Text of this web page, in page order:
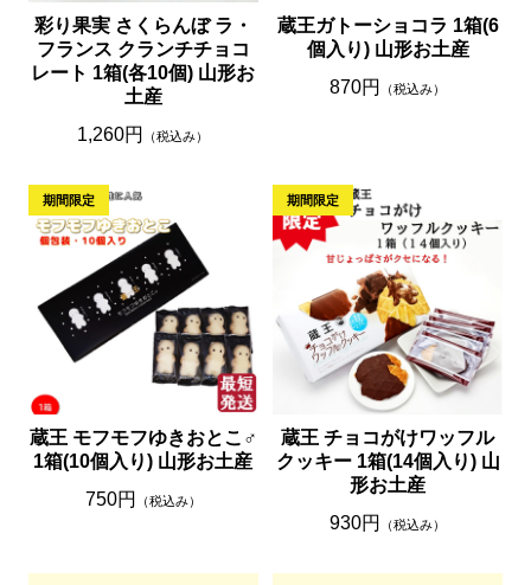
彩り果実 さくらんぼ ラ・
フランス クランチチョコ
レート 1箱(各10個) 山形お
土産
1,260円
（税込み）
蔵王ガトーショコラ 1箱(6
個入り) 山形お土産
870円
（税込み）
蔵王 モフモフゆきおとこ♂
1箱(10個入り) 山形お土産
750円
（税込み）
蔵王 チョコがけワッフル
クッキー 1箱(14個入り) 山
形お土産
930円
（税込み）